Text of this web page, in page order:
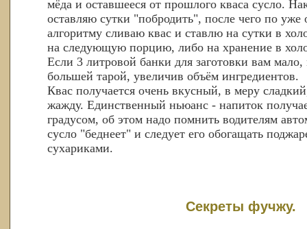
мёда и оставшееся от прошлого кваса сусло.
оставляю сутки "побродить", после чего по
алгоритму сливаю квас и ставлю на сутки в
на следующую порцию, либо на хранение в
Если 3 литровой банки для заготовки вам мало,
большей тарой, увеличив объём ингредиентов.
Квас получается очень вкусный, в меру
жажду. Единственный ньюанс - напиток
градусом, об этом надо помнить водителям
сусло "беднеет" и следует его обогащать
сухариками.
Секреты фучжу.